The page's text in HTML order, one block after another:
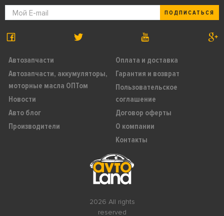
2026 All rights
reserved
Автозапчасти
Автозапчасти, аккумуляторы,
моторные масла ОПТом
Новости
Авто блог
Производители
Оплата и доставка
Гарантия и возврат
Пользовательское
соглашение
Договор оферты
О компании
Контакты
ПОДПИСАТЬСЯ